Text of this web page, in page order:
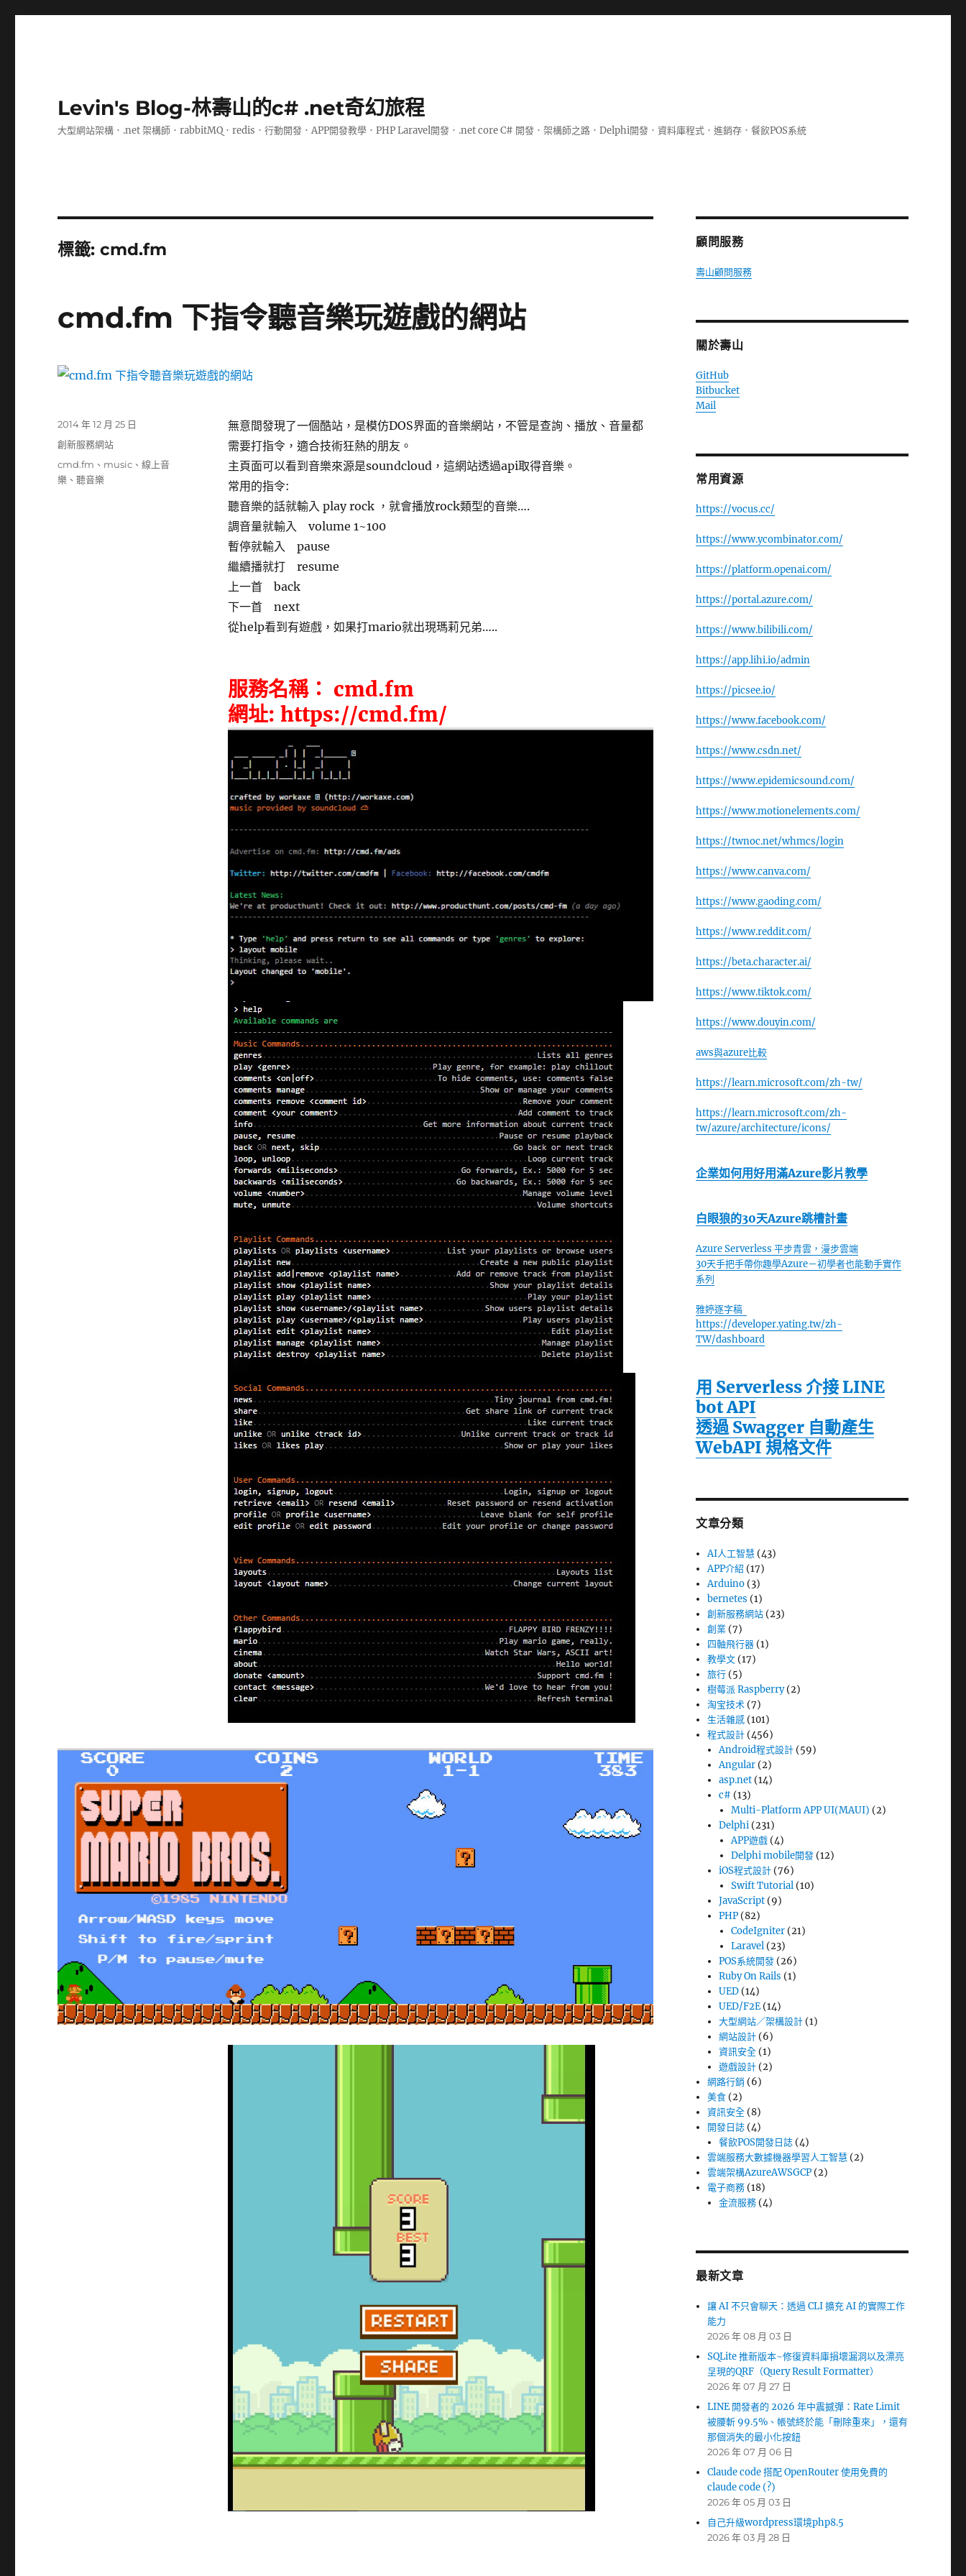
Levin's Blog-林壽山的c# .net奇幻旅程
大型網站架構．.net 架構師．rabbitMQ．redis．行動開發．APP開發教學．PHP Laravel開發．.net core C# 開發．架構師之路．Delphi開發．資料庫程式．進銷存．餐飲POS系統
標籤:cmd.fm
cmd.fm 下指令聽音樂玩遊戲的網站
無意間發現了一個酷站，是模仿DOS界面的音樂網站，不管是查詢、播放、音量都
需要打指令，適合技術狂熱的朋友。
主頁面可以看到音樂來源是soundcloud，這網站透過api取得音樂。
常用的指令:
聽音樂的話就輸入 play rock ，就會播放rock類型的音樂….
調音量就輸入 volume 1~100
暫停就輸入 pause
繼續播就打 resume
上一首 back
下一首 next
從help看到有遊戲，如果打mario就出現瑪莉兄弟…..
服務名稱： cmd.fm
網址: https://cmd.fm/
發
佈
期:
2014 年 12 月 25 日
分
創新服務網站
標
籤
cmd.fm 、 music 、線上音
樂 、聽音樂
顧問服務
壽山顧問服務
關於壽山
GitHub
Bitbucket
Mail
常用資源
https://vocus.cc/
https://www.ycombinator.com/
https://platform.openai.com/
https://portal.azure.com/
https://www.bilibili.com/
https://app.lihi.io/admin
https://picsee.io/
https://www.facebook.com/
https://www.csdn.net/
https://www.epidemicsound.com/
https://www.motionelements.com/
https://twnoc.net/whmcs/login
https://www.canva.com/
https://www.gaoding.com/
https://www.reddit.com/
https://beta.character.ai/
https://www.tiktok.com/
https://www.douyin.com/
aws與azure比較
https://learn.microsoft.com/zh-tw/
https://learn.microsoft.com/zh-
tw/azure/architecture/icons/
企業如何用好用滿Azure影片教學
白眼狼的30天Azure跳槽計畫
Azure Serverless 平步青雲，漫步雲端
30天手把手帶你趣學Azure－初學者也能動手實作
系列
雅婷逐字稿
https://developer.yating.tw/zh-
TW/dashboard
用 Serverless 介接 LINE
bot API
透過 Swagger 自動產生
WebAPI 規格文件
文章分類
AI人工智慧 (43)
APP介紹 (17)
Arduino (3)
bernetes (1)
創新服務網站 (23)
創業 (7)
四軸飛行器 (1)
教學文 (17)
旅行 (5)
樹莓派 Raspberry(2)
淘宝技术 (7)
生活雜感 (101)
程式設計 (456)
Android程式設計 (59)
Angular (2)
asp.net (14)
c# (13)
Multi-Platform APP UI(MAUI) (2)
Delphi (231)
APP遊戲(4)
Delphi mobile開發(12)
iOS程式設計 (76)
Swift Tutorial(10)
JavaScript (9)
PHP (82)
CodeIgniter(21)
Laravel(23)
POS系統開發 (26)
Ruby On Rails (1)
UED (14)
UED/F2E (14)
大型網站／架構設計 (1)
網站設計 (6)
資訊安全 (1)
遊戲設計 (2)
網路行銷 (6)
美食 (2)
資訊安全 (8)
開發日誌 (4)
餐飲POS開發日誌 (4)
雲端服務大數據機器學習人工智慧 (2)
雲端架構AzureAWSGCP (2)
電子商務 (18)
金流服務 (4)
最新文章
讓 AI 不只會聊天：透過 CLI 擴充 AI 的實際工作
能力
2026 年 08 月 03 日
SQLite 推新版本~修復資料庫損壞漏洞以及漂亮
呈現的QRF（Query Result Formatter）
2026 年 07 月 27 日
LINE 開發者的 2026 年中震撼彈：Rate Limit
被腰斬 99.5%、帳號終於能「刪除重來」，還有
那個消失的最小化按鈕
2026 年 07 月 06 日
Claude code 搭配 OpenRouter 使用免費的
claude code (?)
2026 年 05 月 03 日
自己升級wordpress環境php8.5
2026 年 03 月 28 日